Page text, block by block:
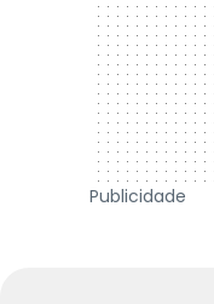
Publicidade